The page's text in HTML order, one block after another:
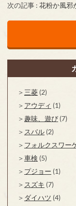
次の記事 : 花粉か風邪
三菱 (2)
アウディ (1)
趣味、遊び (7)
スバル (2)
フォルクスワー
車検 (5)
プジョー (1)
スズキ (7)
ダイハツ (4)